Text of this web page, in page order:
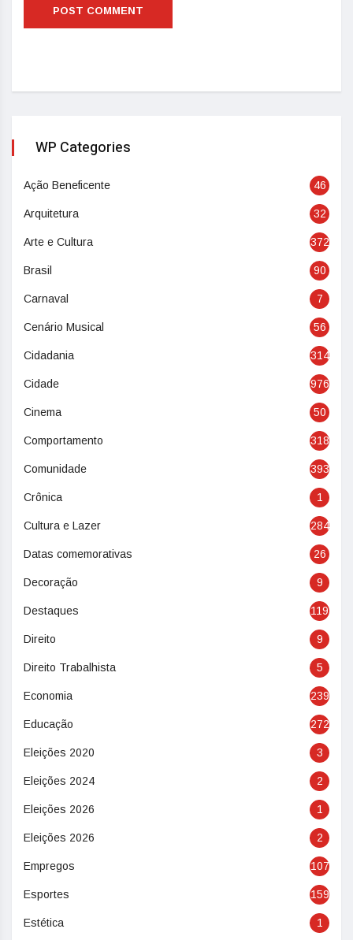
WP Categories
Ação Beneficente 46
Arquitetura 32
Arte e Cultura 372
Brasil 90
Carnaval 7
Cenário Musical 56
Cidadania 314
Cidade 976
Cinema 50
Comportamento 318
Comunidade 393
Crônica 1
Cultura e Lazer 284
Datas comemorativas 26
Decoração 9
Destaques 119
Direito 9
Direito Trabalhista 5
Economia 239
Educação 272
Eleições 2020 3
Eleições 2024 2
Eleições 2026 1
Eleições 2026 2
Empregos 107
Esportes 159
Estética 1